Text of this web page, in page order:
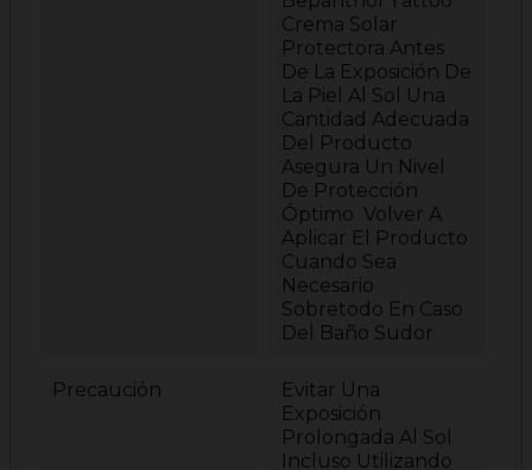
Crema Solar
Protectora Antes
De La Exposición De
La Piel Al Sol Una
Cantidad Adecuada
Del Producto
Asegura Un Nivel
De Protección
Óptimo Volver A
Aplicar El Producto
Cuando Sea
Necesario
Sobretodo En Caso
Del Baño Sudor
Precaución
Evitar Una
Exposición
Prolongada Al Sol
Incluso Utilizando